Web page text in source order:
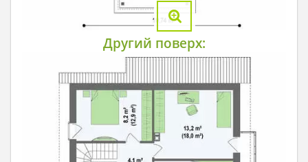
Другий поверх: